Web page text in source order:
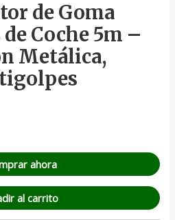
de Goma
Coche 5m –
Metálica,
ahora
al carrito